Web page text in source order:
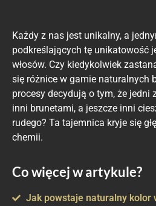
Każdy z nas jest unikalny, a
podkreślających tę unikatowość
włosów. Czy kiedykolwiek
się różnice w gamie naturalnych
procesy decydują o tym, że jedni
inni brunetami, a jeszcze inni
rudego? Ta tajemnica kryje się
chemii.
Co więcej w artykule?
Jak powstaje naturalny kolor